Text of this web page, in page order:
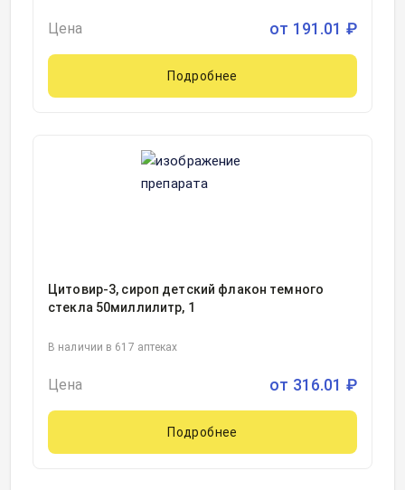
Цена от 191.01 ₽
Подробнее
Цитовир-3, сироп детский флакон темного
стекла 50миллилитр, 1
В наличии в 617 аптеках
Цена от 316.01 ₽
Подробнее